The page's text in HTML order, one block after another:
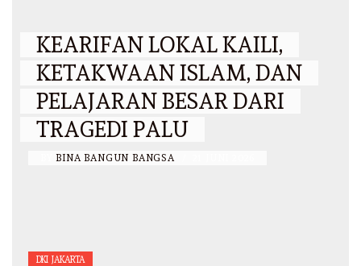
KEARIFAN LOKAL KAILI,
KETAKWAAN ISLAM, DAN
PELAJARAN BESAR DARI
TRAGEDI PALU
BINA BANGUN BANGSA
DKI JAKARTA